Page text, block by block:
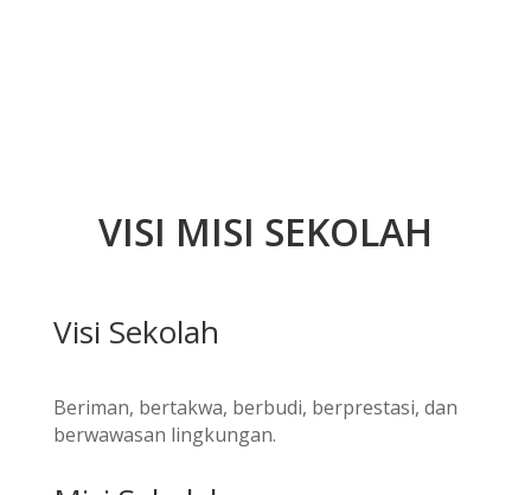
VISI MISI SEKOLAH
Visi Sekolah
Beriman, bertakwa, berbudi, berprestasi, dan
berwawasan lingkungan.